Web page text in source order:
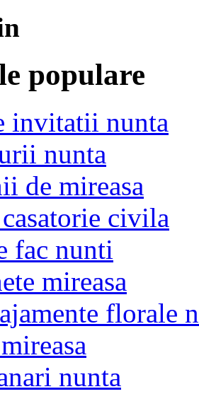
populare
invitatii nunta
nunta
de mireasa
civila
fac nunti
mireasa
florale
nunta